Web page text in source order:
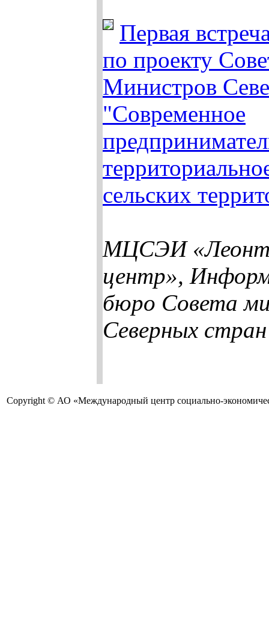
Первая
по проекту
Министров
"Современное
сельских
МЦСЭИ
центр»,
бюро Совета
Северных
Copyright © АО «Международный центр социально-